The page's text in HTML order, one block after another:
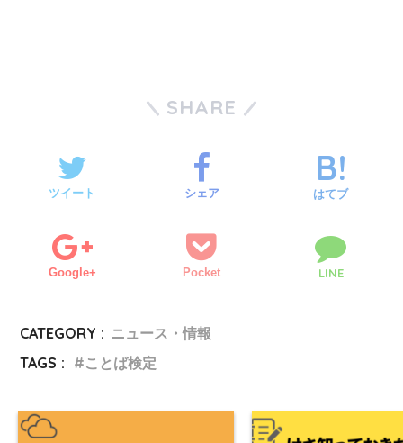
SHARE
ツイート シェア はてブ
Google+ Pocket LINE
CATEGORY : ニュース・情報
TAGS :
ことば検定